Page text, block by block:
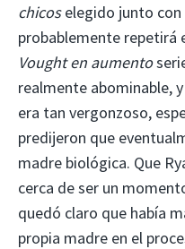
chicoselegido junto con
probablemente repetirá
Vought en aumento
realmente abominable,
era tan vergonzoso,
predijeron que
madre biológica. Que
cerca de ser un
quedó claro que había
propia madre en el